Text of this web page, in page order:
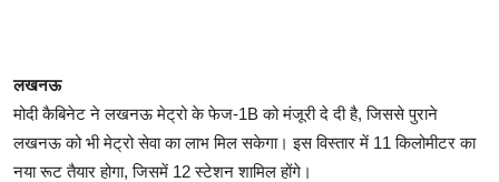
लखनऊ
मोदी कैबिनेट ने लखनऊ मेट्रो के फेज-1B को मंजूरी दे दी है, जिससे पुराने
लखनऊ को भी मेट्रो सेवा का लाभ मिल सकेगा। इस विस्तार में 11 किलोमीटर का
नया रूट तैयार होगा, जिसमें 12 स्टेशन शामिल होंगे।